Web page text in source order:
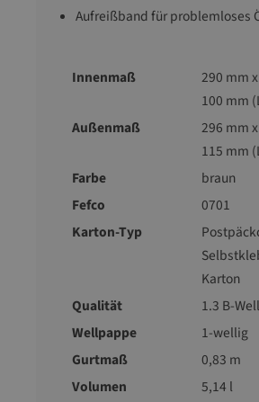
Aufreißband für problemloses
Innenmaß
290 mm
100 mm
Außenmaß
296 mm
115 mm
Farbe
braun
Fefco
0701
Karton-Typ
Karton
Qualität
1.3 B-
Wellpappe
1-wellig
Gurtmaß
0,83 m
Volumen
5,14 l